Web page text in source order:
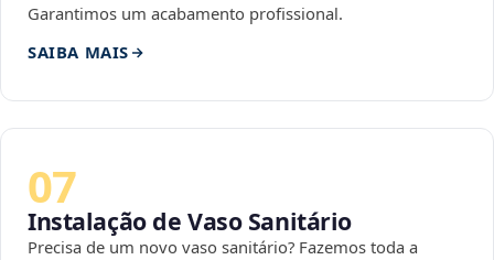
Garantimos um acabamento profissional.
SAIBA MAIS
07
Instalação de Vaso Sanitário
Precisa de um novo vaso sanitário? Fazemos toda a